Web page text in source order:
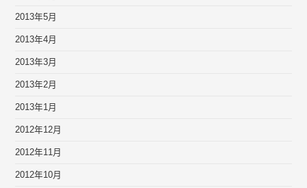
2013年5月
2013年4月
2013年3月
2013年2月
2013年1月
2012年12月
2012年11月
2012年10月